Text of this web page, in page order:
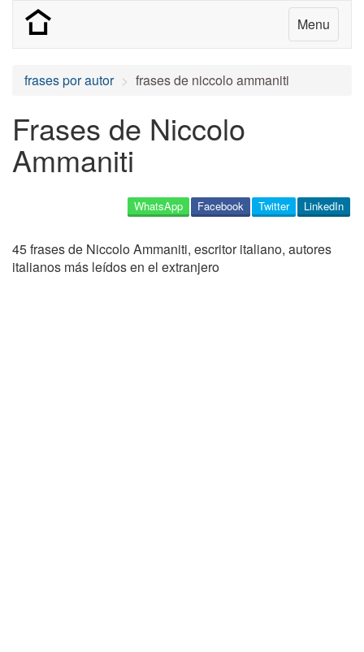
Menu
frases por autor frases de niccolo ammaniti
Frases de Niccolo
Ammaniti
LinkedIn
Twitter
Facebook
WhatsApp
45 frases de Niccolo Ammaniti, escritor italiano, autores
italianos más leídos en el extranjero